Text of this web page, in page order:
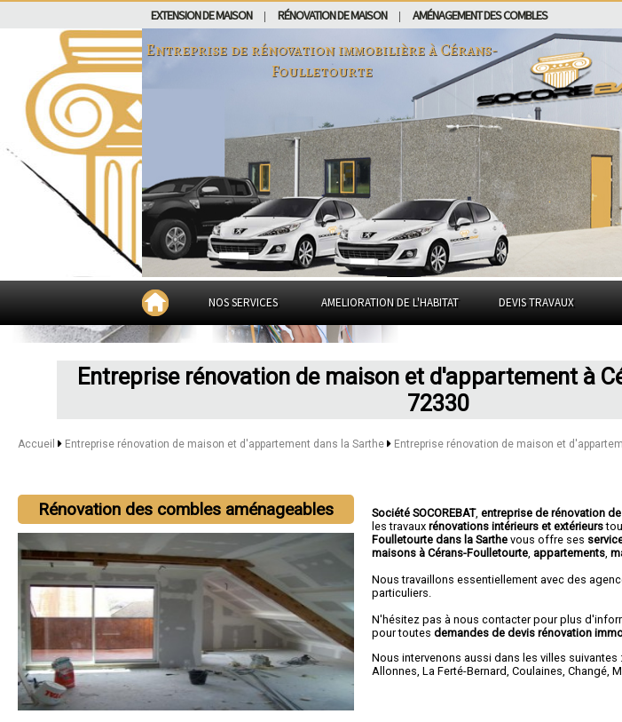
EXTENSION DE MAISON RÉNOVATION DE MAISON AMÉNAGEMENT DES COMBLES
Entreprise de rénovation immobilière àCérans-
Foulletourte
NOS SERVICES AMELIORATION DE L'HABITAT DEVIS TRAVAUX
Entreprise rénovation de maison et d'appartement à
72330
Accueil Entreprise rénovation de maison et d'appartement dans la Sarthe Entreprise rénovation de maison et
Rénovation des combles aménageables Société SOCOREBAT,entreprise de rénovation
les travauxrénovations intérieurs et extérieurs
Foulletourte dans la Sarthevous offre ses
maisons à Cérans-Foulletourte appartements ,
Nous travaillons essentiellement avec des
particuliers.
N'hésitez pas à nous contacter pour plus
pour toutesdemandes de devis rénovation
Nous intervenons aussi dans les villes suivantes
Allonnes ,La Ferté-Bernard ,Coulaines ,Changé ,